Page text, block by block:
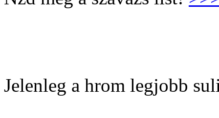
Jelenleg a hrom legjobb